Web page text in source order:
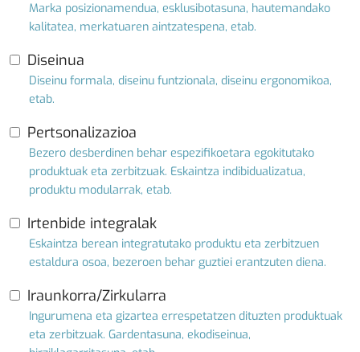
Marka posizionamendua, esklusibotasuna, hautemandako
kalitatea, merkatuaren aintzatespena, etab.
Diseinua
Diseinu formala, diseinu funtzionala, diseinu ergonomikoa,
etab.
Pertsonalizazioa
Bezero desberdinen behar espezifikoetara egokitutako
produktuak eta zerbitzuak. Eskaintza indibidualizatua,
produktu modularrak, etab.
Irtenbide integralak
Eskaintza berean integratutako produktu eta zerbitzuen
estaldura osoa, bezeroen behar guztiei erantzuten diena.
Iraunkorra/Zirkularra
Ingurumena eta gizartea errespetatzen dituzten produktuak
eta zerbitzuak. Gardentasuna, ekodiseinua,